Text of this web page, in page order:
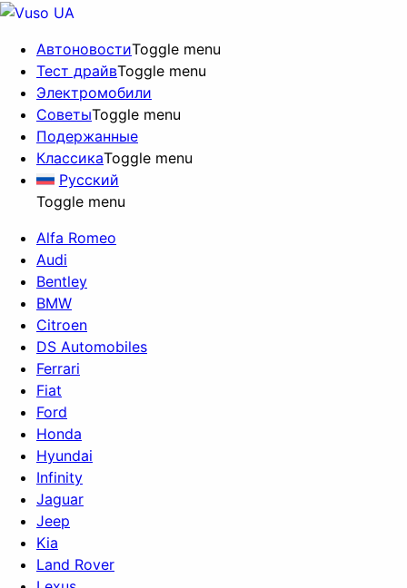
АвтоновостиToggle menu
Тест драйвToggle menu
Электромобили
СоветыToggle menu
Подержанные
КлассикаToggle menu
Русский
Toggle menu
Alfa Romeo
Audi
Bentley
BMW
Citroen
DS Automobiles
Ferrari
Fiat
Ford
Honda
Hyundai
Infinity
Jaguar
Jeep
Kia
Land Rover